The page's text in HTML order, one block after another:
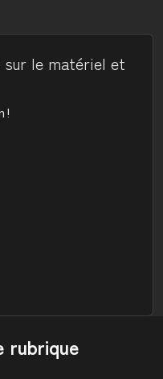
sur le matériel et
!
rubrique